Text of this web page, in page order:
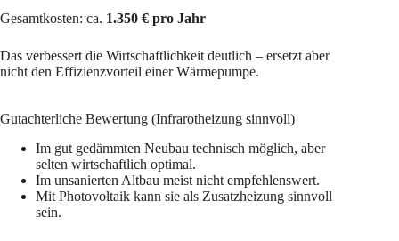
Gesamtkosten: ca. 1.350 € pro Jahr
Das verbessert die Wirtschaftlichkeit deutlich – ersetzt aber
nicht den Effizienzvorteil einer Wärmepumpe.
Gutachterliche Bewertung (Infrarotheizung sinnvoll)
Im gut gedämmten Neubau technisch möglich, aber
selten wirtschaftlich optimal.
Im unsanierten Altbau meist nicht empfehlenswert.
Mit Photovoltaik kann sie als Zusatzheizung sinnvoll
sein.